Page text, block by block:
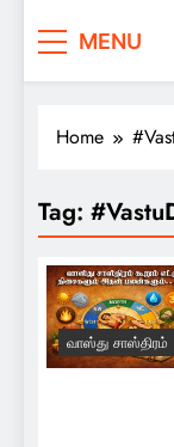
MENU
Home
Tag:
வாஸ்து சாஸ்திரம்